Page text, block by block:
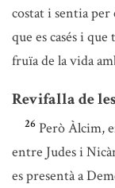
costat i sentia per
que es casés i
fruïa de la vida
Revifalla de
26 Però Àlcim,
entre Judes i
es presentà a